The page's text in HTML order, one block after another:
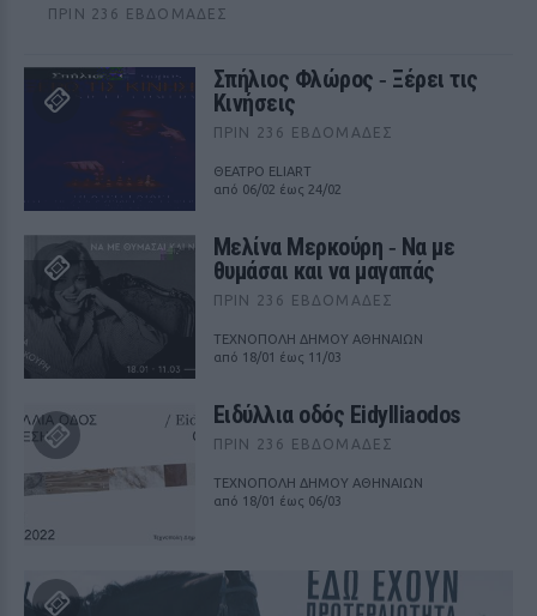
ΠΡΙΝ 236 ΕΒΔΟΜΆΔΕΣ
Σπήλιος Φλώρος ‑ Ξέρει τις
Κινήσεις
ΠΡΙΝ 236 ΕΒΔΟΜΆΔΕΣ
ΘΕΑΤΡΟ ELIART
από 06/02 έως 24/02
Μελίνα Μερκούρη ‑ Να με
θυμάσαι και να μαγαπάς
ΠΡΙΝ 236 ΕΒΔΟΜΆΔΕΣ
ΤΕΧΝΟΠΟΛΗ ΔΗΜΟΥ ΑΘΗΝΑΙΩΝ
από 18/01 έως 11/03
Ειδύλλια οδός Eidylliaodos
ΠΡΙΝ 236 ΕΒΔΟΜΆΔΕΣ
ΤΕΧΝΟΠΟΛΗ ΔΗΜΟΥ ΑΘΗΝΑΙΩΝ
από 18/01 έως 06/03